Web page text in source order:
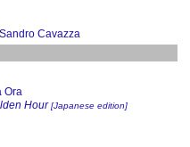
Sandro Cavazza
Ora
Hour[Japanese edition]